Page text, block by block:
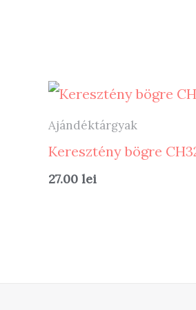
Ajándéktárgyak
Keresztény bögre
27.00 lei